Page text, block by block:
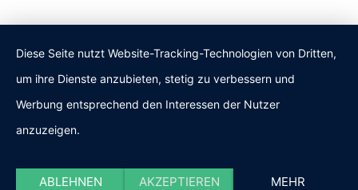
Diese Seite nutzt Website-Tracking-Technologien von Dritten,
um ihre Dienste anzubieten, stetig zu verbessern und
Werbung entsprechend den Interessen der Nutzer
anzuzeigen.
ABLEHNEN AKZEPTIEREN MEHR